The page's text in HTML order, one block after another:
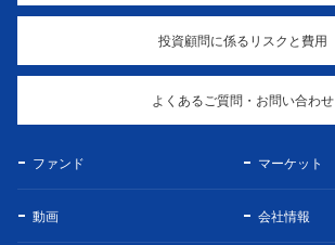
投資顧問に係るリスクと費用
よくあるご質問・お問い合わせ
ファンド マーケット
動画 会社情報